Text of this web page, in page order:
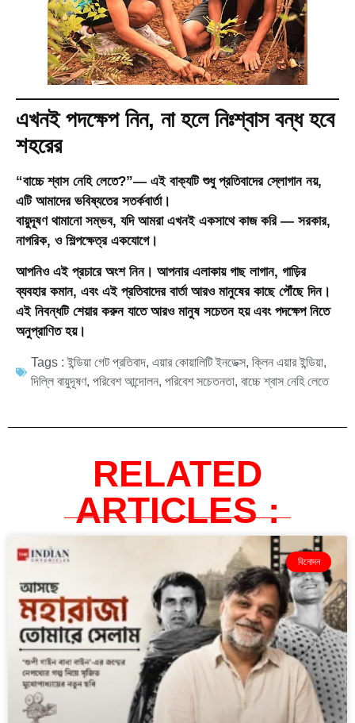
এখনই পদক্ষেপ নিন, না হলে নিঃশ্বাস বন্ধ হবে
শহরের
“বাচ্চে শ্বাস নেহি লেতে?”— এই বাক্যটি শুধু প্রতিবাদের স্লোগান নয়,
এটি আমাদের ভবিষ্যতের সতর্কবার্তা।
বায়ুদূষণ থামানো সম্ভব, যদি আমরা এখনই একসাথে কাজ করি — সরকার,
নাগরিক, ও শিল্পক্ষেত্র একযোগে।
আপনিও এই প্রচারে অংশ নিন। আপনার এলাকায় গাছ লাগান, গাড়ির
ব্যবহার কমান, এবং এই প্রতিবাদের বার্তা আরও মানুষের কাছে পৌঁছে দিন।
এই নিবন্ধটি শেয়ার করুন যাতে আরও মানুষ সচেতন হয় এবং পদক্ষেপ নিতে
অনুপ্রাণিত হয়।
Tags : ইন্ডিয়া গেট প্রতিবাদ, এয়ার কোয়ালিটি ইনডেক্স, ক্লিন এয়ার ইন্ডিয়া,
দিল্লি বায়ুদূষণ, পরিবেশ আন্দোলন, পরিবেশ সচেতনতা, বাচ্চে শ্বাস নেহি লেতে
RELATED
ARTICLES :
বিনোদন